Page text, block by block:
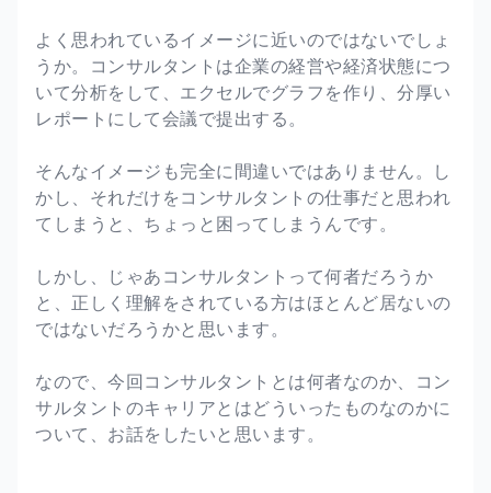
よく思われているイメージに近いのではないでしょ
うか。コンサルタントは企業の経営や経済状態につ
いて分析をして、エクセルでグラフを作り、分厚い
レポートにして会議で提出する。
そんなイメージも完全に間違いではありません。し
かし、それだけをコンサルタントの仕事だと思われ
てしまうと、ちょっと困ってしまうんです。
しかし、じゃあコンサルタントって何者だろうか
と、正しく理解をされている方はほとんど居ないの
ではないだろうかと思います。
なので、今回コンサルタントとは何者なのか、コン
サルタントのキャリアとはどういったものなのかに
ついて、お話をしたいと思います。